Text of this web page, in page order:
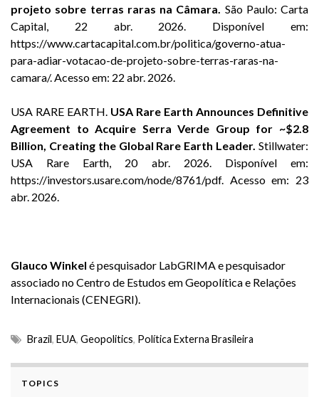
projeto sobre terras raras na Câmara. São Paulo: Carta
Capital, 22 abr. 2026. Disponível em:
https://www.cartacapital.com.br/politica/governo-atua-
para-adiar-votacao-de-projeto-sobre-terras-raras-na-
camara/. Acesso em: 22 abr. 2026.
USA RARE EARTH. USA Rare Earth Announces Definitive
Agreement to Acquire Serra Verde Group for ~$2.8
Billion, Creating the Global Rare Earth Leader. Stillwater:
USA Rare Earth, 20 abr. 2026. Disponível em:
https://investors.usare.com/node/8761/pdf. Acesso em: 23
abr. 2026.
Glauco Winkel é pesquisador LabGRIMA e pesquisador
associado no Centro de Estudos em Geopolítica e Relações
Internacionais (CENEGRI).
Brazil, EUA, Geopolitics, Política Externa Brasileira
TOPICS